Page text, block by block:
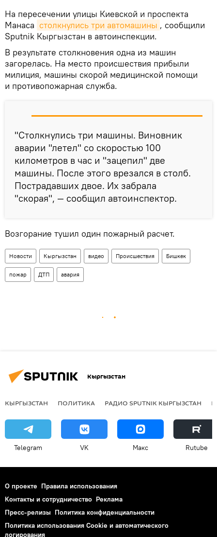
На пересечении улицы Киевской и проспекта
Манаса столкнулись три автомашины , сообщили
Sputnik Кыргызстан в автоинспекции.
В результате столкновения одна из машин
загорелась. На место происшествия прибыли
милиция, машины скорой медицинской помощи
и противопожарная служба.
"Столкнулись три машины. Виновник
аварии "летел" со скоростью 100
километров в час и "зацепил" две
машины. После этого врезался в столб.
Пострадавших двое. Их забрала
"скорая", — сообщил автоинспектор.
Возгорание тушил один пожарный расчет.
Новости Кыргызстан видео Происшествия Бишкек
пожар ДТП авария
Кыргызстан
КЫРГЫЗСТАН ПОЛИТИКА РАДИО SPUTNIK КЫРГЫЗСТАН
Telegram VK Макс Rutube
О проекте Правила использования
Контакты и сотрудничество Реклама
Пресс-релизы Политика конфиденциальности
Политика использования Cookie и автоматического
логирования